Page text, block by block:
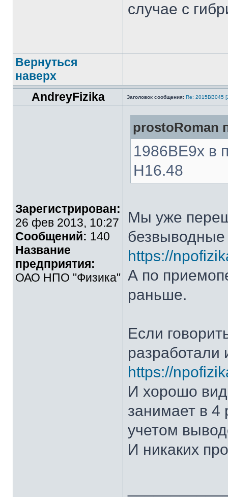
случае с
Вернуться
наверх
AndreyFizika
Заголовок сообщения: Re: 2015ВВ045
Зарегистрирован:
26 фев 2013, 10:27
Сообщений: 140
Название
предприятия:
ОАО НПО "Физика"
prostoRoman
1986ВЕ9х в
Н16.48
Мы уже
https://
А по
раньше.
Если
https://
И хорошо
занимает в
учетом
И никаких